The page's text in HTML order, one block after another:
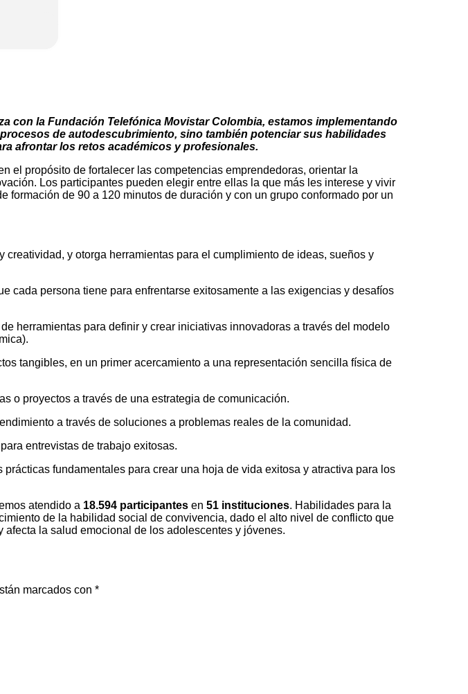
con la Fundación Telefónica Movistar Colombia, estamos implementando
de autodescubrimiento, sino también potenciar sus habilidades
afrontar los retos académicos y profesionales.
el propósito de fortalecer las competencias emprendedoras, orientar la
Los participantes pueden elegir entre ellas la que más les interese y vivir
de 90 a 120 minutos de duración y con un grupo conformado por un
y otorga herramientas para el cumplimiento de ideas, sueños y
cada persona tiene para enfrentarse exitosamente a las exigencias y desafíos
herramientas para definir y crear iniciativas innovadoras a través del modelo
tangibles, en un primer acercamiento a una representación sencilla física de
o proyectos a través de una estrategia de comunicación.
a través de soluciones a problemas reales de la comunidad.
entrevistas de trabajo exitosas.
prácticas fundamentales para crear una hoja de vida exitosa y atractiva para los
atendido a 18.594 participantes en 51 instituciones. Habilidades para la
de la habilidad social de convivencia, dado el alto nivel de conflicto que
la salud emocional de los adolescentes y jóvenes.
marcados con *